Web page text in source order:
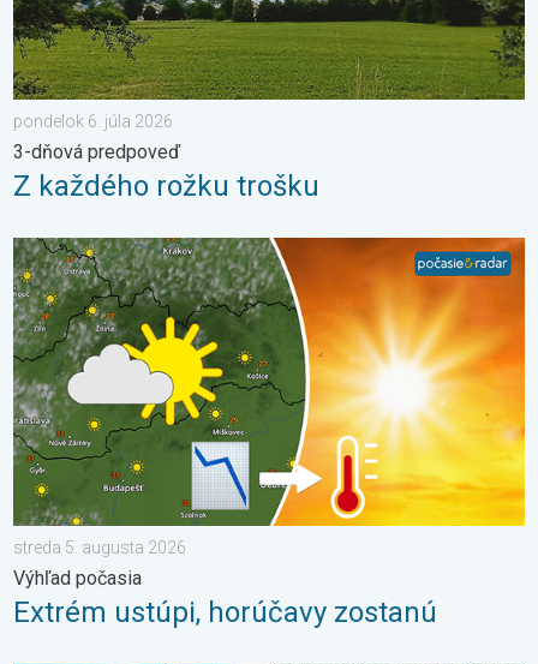
pondelok 6. júla 2026
3-dňová predpoveď
Z každého rožku trošku
Extrém ustúpi, horúčavy zostanú. Výhľad počasia. . . streda 5.
streda 5. augusta 2026
Výhľad počasia
Extrém ustúpi, horúčavy zostanú